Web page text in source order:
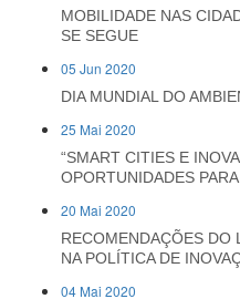
MOBILIDADE NAS
SE SEGUE
05 Jun 2020
DIA MUNDIAL DO
25 Mai 2020
“SMART CITIES E
OPORTUNIDADES
20 Mai 2020
RECOMENDAÇÕES DO
NA POLÍTICA DE
04 Mai 2020